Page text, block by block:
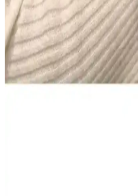
Colgate Sensitive Diş Macunu 75
kökenli set, hassas dişlere nazik
kullanım sağlar. Evde düzenli
kullanıcılar kıvam ve köpürmede
yüksek.
NIVEA Men Deep Impact
Nem, Yağsız Ferahlık ve